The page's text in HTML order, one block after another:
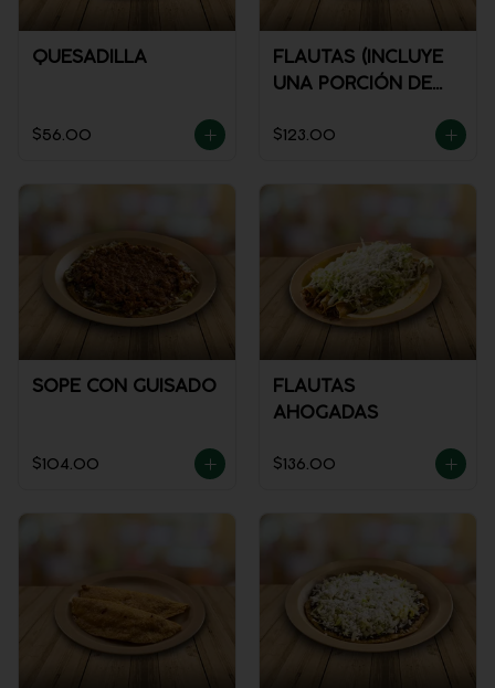
QUESADILLA
$56.00
FLAUTAS (INCLUYE
UNA PORCIÓN DE
$123.00
SOPE CON GUISADO
$104.00
FLAUTAS
AHOGADAS
$136.00